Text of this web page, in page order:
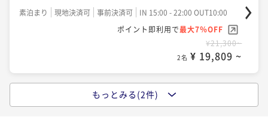
素泊まり 現地決済可 事前決済可
IN 15:00 - 22:00 OUT10:00
ポイント即利用で最大7％OFF
¥21,300~
2名 ¥ 19,809 ~
【ベストレート】時間を気にせず観光と温泉を堪能！
もっとみる(2件)